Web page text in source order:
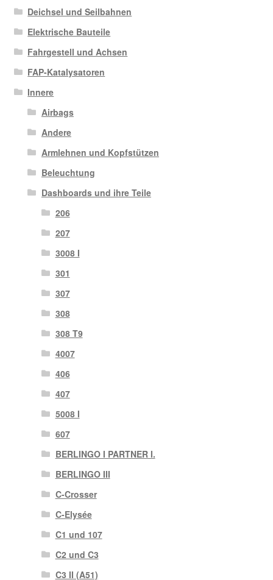
Deichsel und Seilbahnen
Elektrische Bauteile
Fahrgestell und Achsen
FAP-Katalysatoren
Innere
Airbags
Andere
Armlehnen und Kopfstützen
Beleuchtung
Dashboards und ihre Teile
206
207
3008 I
301
307
308
308 T9
4007
406
407
5008 I
607
BERLINGO I PARTNER I.
BERLINGO III
C-Crosser
C-Elysée
C1 und 107
C2 und C3
C3 II (A51)